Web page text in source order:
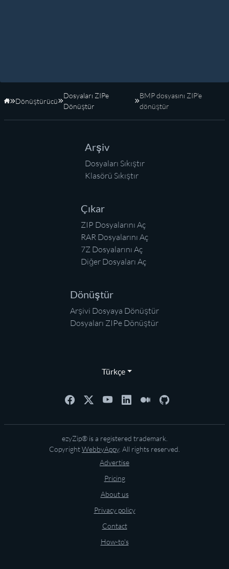
Anasayfa
Dönüştürücü
Dosyaları ZIPe
Dönüştür
BMP dosyasını ZIP'e
dönüştür
Arşiv
Dosyaları Sıkıştır
Klasörü Sıkıştır
Çıkar
ZIP Dosyalarını Aç
RAR Dosyalarını Aç
7Z Dosyalarını Aç
Diğer Dosyaları Aç
Dönüştür
Arşivi Dosyaya Dönüştür
Dosyaları ZIPe Dönüştür
Türkçe
ezyZip® is a registered trademark.
CopyrightWebbyAppy. All rights reserved.
Advertise
Pricing
About us
Privacy policy
Contact
How-to's